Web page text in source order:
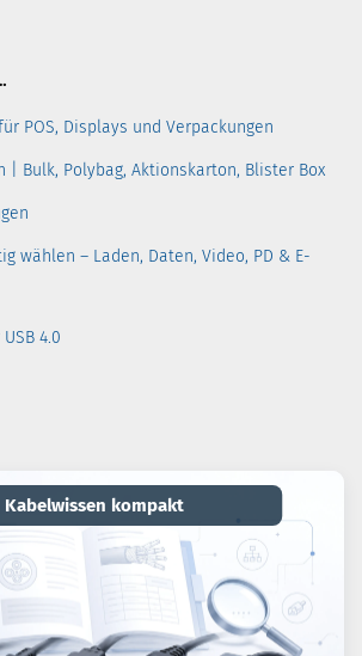
POS, Displays und Verpackungen
| Bulk, Polybag, Aktionskarton, Blister Box
wählen – Laden, Daten, Video, PD & E-
4.0
Kabelwissen kompakt